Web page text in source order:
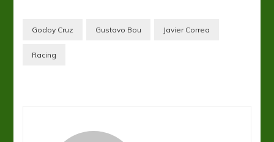
Godoy Cruz Gustavo Bou Javier Correa
Racing